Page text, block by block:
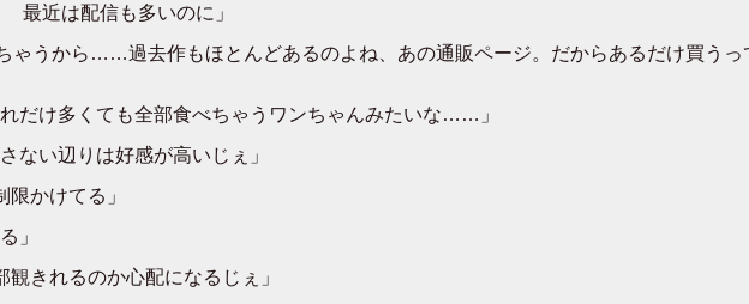
最近は配信も多いのに」
ゃうから……過去作もほとんどあるのよね、あの通販ページ。だからあるだけ買う
だけ多くても全部食べちゃうワンちゃんみたいな……」
ない辺りは好感が高いじぇ」
かけてる」
」
きれるのか心配になるじぇ」